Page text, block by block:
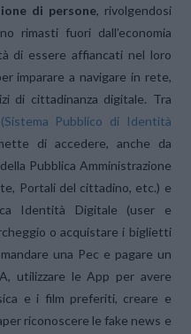
di persone, rivolgendosi
rimasti fuori dall’economia
di essere affiancati nel loro
imparare a navigare in rete,
di cittadinanza digitale. Tra
(Sistema Pubblico di Identità
di accedere, anche da
Pubblica Amministrazione
Portali del cittadino, etc.) e
Identità Digitale (user e
o acquistare i biglietti
una Pec e pagare un
utilizzare le App per avere
e i film preferiti, creare e
riconoscere le fake news e